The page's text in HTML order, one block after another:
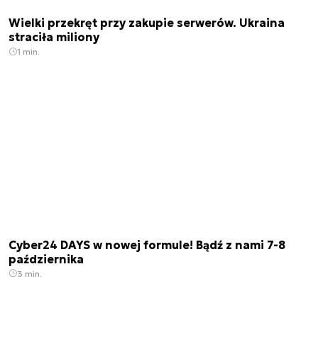
Wielki przekręt przy zakupie serwerów. Ukraina
straciła miliony
1 min.
Cyber24 DAYS w nowej formule! Bądź z nami 7-8
października
3 min.